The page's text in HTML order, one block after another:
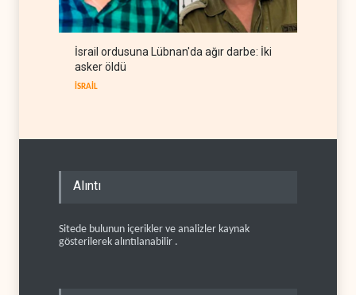
İsrail ordusuna Lübnan'da ağır darbe: İki
asker öldü
İSRAİL
Alıntı
Sitede bulunun içerikler ve analizler kaynak
gösterilerek alıntılanabilir .